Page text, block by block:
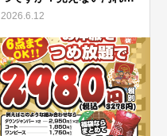
2026.6.12